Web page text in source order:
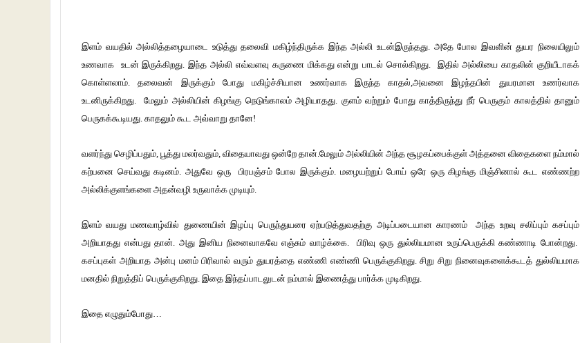
இளம் வயதில் அல்லித்தழையாடை உடுத்து தலைவி மகிழ்ந்திருக்க இந்த அல்லி உடன்இருந்தது. அதே போல இவளின் துயர நிலையிலும்
உணவாக உடன் இருக்கிறது. இந்த அல்லி எவ்வளவு கருணை மிக்கது என்று பாடல் சொல்கிறது. இதில் அல்லியை காதலின் குறியீடாகக்
கொள்ளலாம். தலைவன் இருக்கும் போது மகிழ்ச்சியான உணர்வாக இருந்த காதல்,அவனை இழந்தபின் துயரமான உணர்வாக
உடனிருக்கிறது. மேலும் அல்லியின் கிழங்கு நெடுங்காலம் அழியாதது. குளம் வற்றும் போது காத்திருந்து நீர் பெருகும் காலத்தில் தானும்
பெருகக்கூடியது. காதலும் கூட அவ்வாறு தானே!
வளர்ந்து செழிப்பதும், பூத்து மலர்வதும், விதையாவது ஒன்றே தான்.மேலும் அல்லியின் அந்த சூழகப்பைக்குள் அத்தனை விதைகளை நம்மால்
கற்பனை செய்வது கடினம். அதுவே ஒரு பிரபஞ்சம் போல இருக்கும். மழையற்றுப் போய் ஒரே ஒரு கிழங்கு மிஞ்சினால் கூட எண்ணற்ற
அல்லிக்குளங்களை அதன்வழி உருவாக்க முடியும்.
இளம் வயது மணவாழ்வில் துணையின் இழப்பு பெருந்துயரை ஏற்படுத்துவதற்கு அடிப்படையான காரணம் அந்த உறவு சலிப்பும் கசப்பும்
அறியாதது என்பது தான். அது இனிய நினைவாகவே எஞ்சும் வாழ்க்கை. பிரிவு ஒரு துல்லியமான உருப்பெருக்கி கண்ணாடி போன்றது.
கசப்புகள் அறியாத அன்பு மனம் பிரிவால் வரும் துயரத்தை எண்ணி எண்ணி பெருக்குகிறது. சிறு சிறு நினைவுகளைக்கூடத் துல்லியமாக
மனதில் நிறுத்திப் பெருக்குகிறது. இதை இந்தப்பாடலுடன் நம்மால் இணைத்து பார்க்க முடிகிறது.
இதை எழுதும்போது…